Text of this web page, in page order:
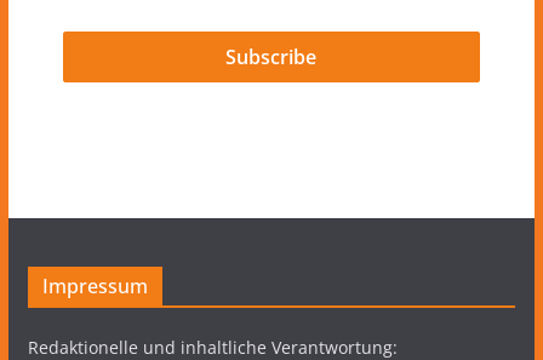
Impressum
Redaktionelle und inhaltliche Verantwortung: